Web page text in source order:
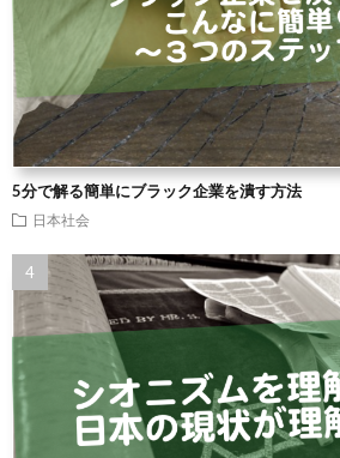
5分で解る簡単にブラック企業を潰す方法
日本社会